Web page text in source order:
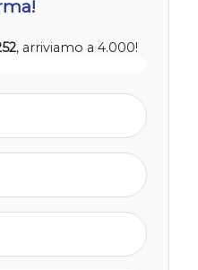
, arriviamo a 4.000!